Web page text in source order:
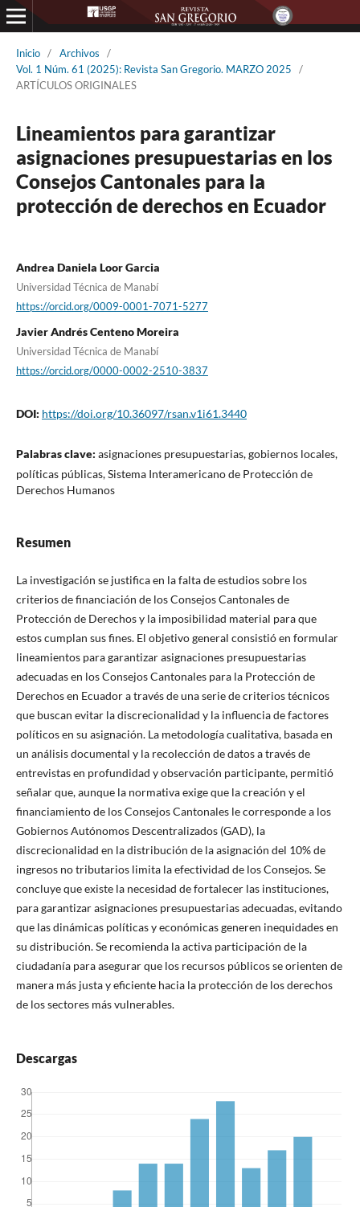
Inicio / Archivos
/
Vol. 1 Núm. 61 (2025): Revista San Gregorio. MARZO 2025
/
ARTÍCULOS ORIGINALES
Lineamientos para garantizar
asignaciones presupuestarias en los
Consejos Cantonales para la
protección de derechos en Ecuador
Andrea Daniela Loor Garcia
Universidad Técnica de Manabí
https://orcid.org/0009-0001-7071-5277
Javier Andrés Centeno Moreira
Universidad Técnica de Manabí
https://orcid.org/0000-0002-2510-3837
DOI: https://doi.org/10.36097/rsan.v1i61.3440
Palabras clave: asignaciones presupuestarias, gobiernos locales,
políticas públicas, Sistema Interamericano de Protección de
Derechos Humanos
Resumen
La investigación se justifica en la falta de estudios sobre los
criterios de financiación de los Consejos Cantonales de
Protección de Derechos y la imposibilidad material para que
estos cumplan sus fines. El objetivo general consistió en formular
lineamientos para garantizar asignaciones presupuestarias
adecuadas en los Consejos Cantonales para la Protección de
Derechos en Ecuador a través de una serie de criterios técnicos
que buscan evitar la discrecionalidad y la influencia de factores
políticos en su asignación. La metodología cualitativa, basada en
un análisis documental y la recolección de datos a través de
entrevistas en profundidad y observación participante, permitió
señalar que, aunque la normativa exige que la creación y el
financiamiento de los Consejos Cantonales le corresponde a los
Gobiernos Autónomos Descentralizados (GAD), la
discrecionalidad en la distribución de la asignación del 10% de
ingresos no tributarios limita la efectividad de los Consejos. Se
concluye que existe la necesidad de fortalecer las instituciones,
para garantizar asignaciones presupuestarias adecuadas, evitando
que las dinámicas políticas y económicas generen inequidades en
su distribución. Se recomienda la activa participación de la
ciudadanía para asegurar que los recursos públicos se orienten de
manera más justa y eficiente hacia la protección de los derechos
de los sectores más vulnerables.
Descargas